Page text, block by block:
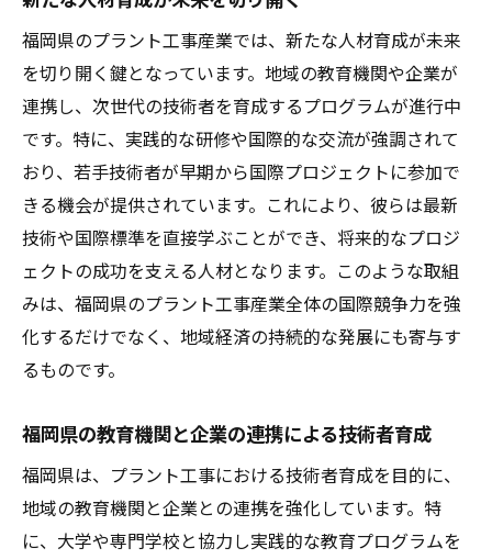
福岡県のプラント工事産業では、新たな人材育成が未来
を切り開く鍵となっています。地域の教育機関や企業が
連携し、次世代の技術者を育成するプログラムが進行中
です。特に、実践的な研修や国際的な交流が強調されて
おり、若手技術者が早期から国際プロジェクトに参加で
きる機会が提供されています。これにより、彼らは最新
技術や国際標準を直接学ぶことができ、将来的なプロジ
ェクトの成功を支える人材となります。このような取組
みは、福岡県のプラント工事産業全体の国際競争力を強
化するだけでなく、地域経済の持続的な発展にも寄与す
るものです。
福岡県の教育機関と企業の連携による技術者育成
福岡県は、プラント工事における技術者育成を目的に、
地域の教育機関と企業との連携を強化しています。特
に、大学や専門学校と協力し実践的な教育プログラムを